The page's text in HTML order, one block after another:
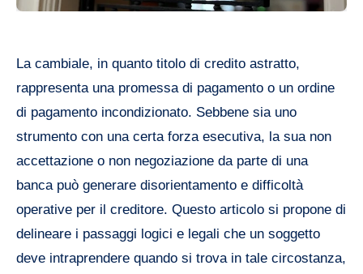
La cambiale, in quanto titolo di credito astratto,
rappresenta una promessa di pagamento o un ordine
di pagamento incondizionato. Sebbene sia uno
strumento con una certa forza esecutiva, la sua non
accettazione o non negoziazione da parte di una
banca può generare disorientamento e difficoltà
operative per il creditore. Questo articolo si propone di
delineare i passaggi logici e legali che un soggetto
deve intraprendere quando si trova in tale circostanza,